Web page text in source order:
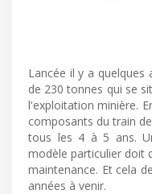
Lancée il y a quelques
de 230 tonnes qui se
l'exploitation minière.
composants du train
tous les 4 à 5 ans.
modèle particulier doit
maintenance. Et cela
années à venir.